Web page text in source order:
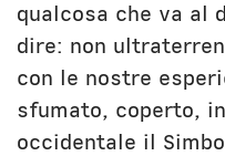
qualcosa che va al
dire: non
con le nostre
sfumato, coperto,
occidentale il